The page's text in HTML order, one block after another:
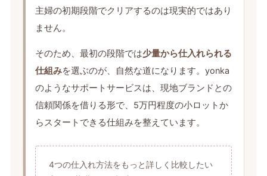
主婦の初期段階でクリアするのは現実的ではあり
ません。
そのため、最初の段階では少量から仕入れられる
仕組みを選ぶのが、自然な道になります。yonka
のようなサポートサービスは、現地ブランドとの
信頼関係を借りる形で、5万円程度の小ロットか
らスタートできる仕組みを整えています。
4つの仕入れ方法をもっと詳しく比較したい